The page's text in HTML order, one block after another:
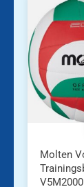
Molten
V5M2000